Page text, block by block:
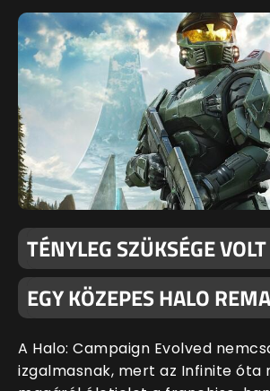
TÉNYLEG SZÜKSÉGE
EGY KÖZEPES HALO
A Halo: Campaign Evolved
izgalmasnak, mert az Infinite